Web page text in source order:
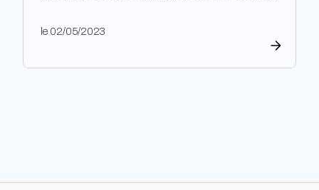
construction et de l’aménagement des bâtiments.
l’adoption de cette approche, en développant des
le 02/05/2023